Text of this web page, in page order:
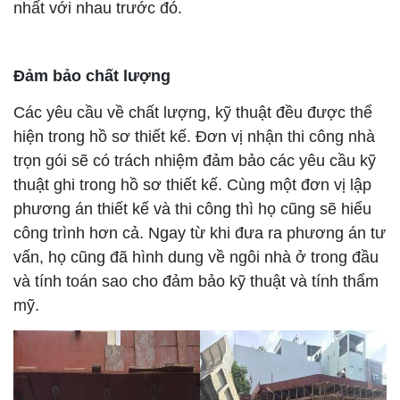
nhất với nhau trước đó.
Đảm bảo chất lượng
Các yêu cầu về chất lượng, kỹ thuật đều được thể
hiện trong hồ sơ thiết kế. Đơn vị nhận thi công nhà
trọn gói sẽ có trách nhiệm đảm bảo các yêu cầu kỹ
thuật ghi trong hồ sơ thiết kế. Cùng một đơn vị lập
phương án thiết kế và thi công thì họ cũng sẽ hiểu
công trình hơn cả. Ngay từ khi đưa ra phương án tư
vấn, họ cũng đã hình dung về ngôi nhà ở trong đầu
và tính toán sao cho đảm bảo kỹ thuật và tính thẩm
mỹ.